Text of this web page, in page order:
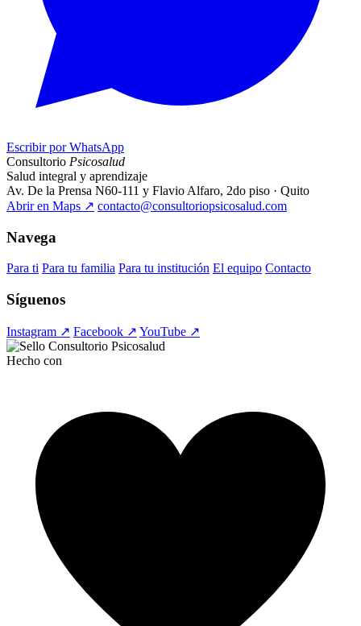
Escribir por WhatsApp
Consultorio Psicosalud
Salud integral y aprendizaje
Av. De la Prensa N60-111 y Flavio Alfaro, 2do piso · Quito
Abrir en Maps ↗ contacto@consultoriopsicosalud.com
Navega
Para ti Para tu familia Para tu institución El equipo Contacto
Síguenos
Instagram ↗ Facebook ↗ YouTube ↗
Hecho con